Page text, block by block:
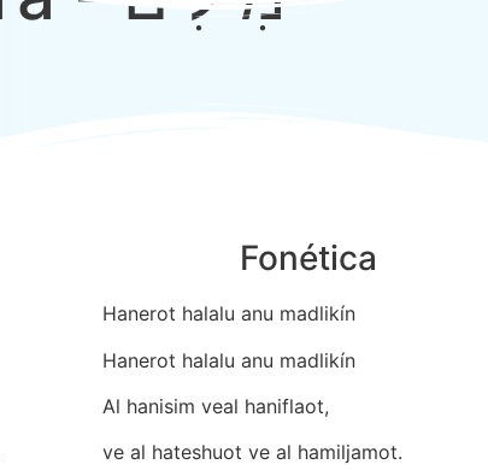
Fonética
Hanerot halalu anu madlikín
Hanerot halalu anu madlikín
Al hanisim veal haniflaot,
ve al hateshuot ve al hamiljamot.